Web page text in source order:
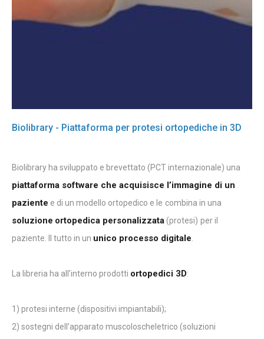
Biolibrary - Piattaforma per protesi ortopediche in 3D
Biolibrary ha sviluppato e brevettato (PCT internazionale) una
piattaforma software che acquisisce l’immagine di un
paziente e di un modello ortopedico e le combina in una
soluzione ortopedica personalizzata(protesi) per il
paziente. Il tutto in un unico processo digitale
La libreria ha all’interno prodotti ortopedici 3D:
1) protesi interne (dispositivi impiantabili);
2) sostegni dell’apparato muscoloscheletrico (soluzioni